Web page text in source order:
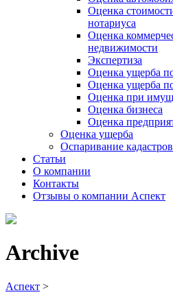
Оценка
нотариуса
Оценка
недвижимости
Экспертиза
Оценка ущерба
Оценка ущерба
Оценка при
Оценка бизнеса
Оценка
Оценка ущерба
Оспаривание
Статьи
О компании
Контакты
Отзывы о компании Аспект
Archive
Аспект >